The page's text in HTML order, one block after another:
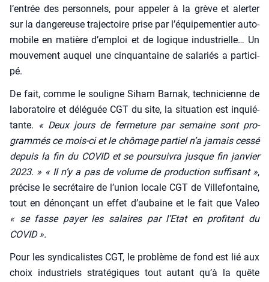
l’entrée des per­son­nels, pour appe­ler à la grève et aler­ter
sur la dan­ge­reuse tra­jec­toire prise par l’équipementier auto­
mo­bile en matière d’emploi et de logique indus­trielle… Un
mou­ve­ment auquel une cin­quan­taine de sala­riés a par­ti­ci­
pé.
De fait, comme le sou­ligne Siham Bar­nak, tech­ni­cienne de
labo­ra­toire et délé­guée CGT du site, la situa­tion est inquié­
tante. « Deux jours de fer­me­ture par semaine sont pro­
gram­més ce mois-ci et le chô­mage par­tiel n’a jamais ces­sé
depuis la fin du COVID et se pour­sui­vra jusque fin jan­vier
2023. » « Il n’y a pas de volume de pro­duc­tion suf­fi­sant »,
pré­cise le secré­taire de l’union locale CGT de Vil­le­fon­taine,
tout en dénon­çant un effet d’aubaine et le fait que Valeo
« se fasse payer les salaires par l’Etat en pro­fi­tant du
COVID ».
Pour les syn­di­ca­listes CGT, le pro­blème de fond est lié aux
choix indus­triels stra­té­giques tout autant qu’à la quête